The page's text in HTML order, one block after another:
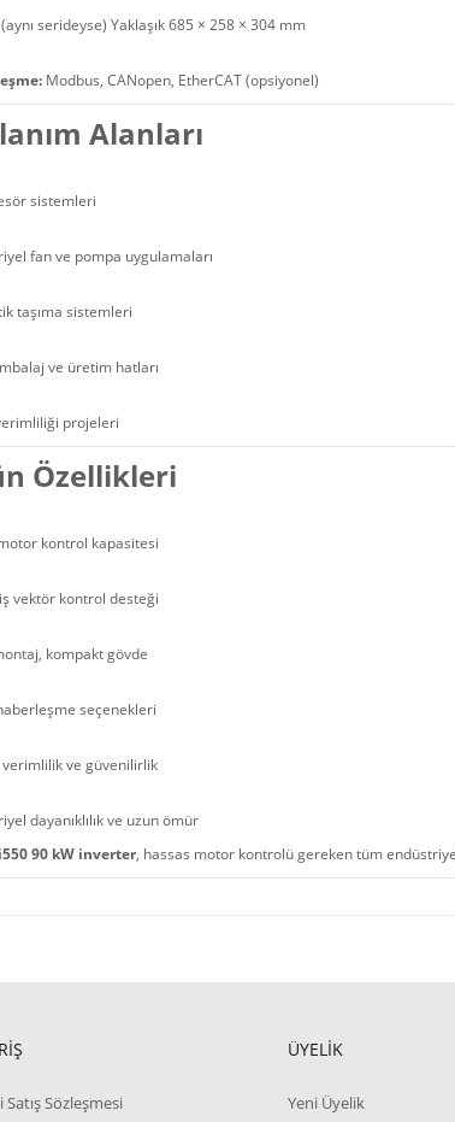
(aynı serideyse) Yaklaşık 685 × 258 × 304 mm
Modbus, CANopen, EtherCAT (opsiyonel)
Alanları
sistemleri
fan ve pompa uygulamaları
taşıma sistemleri
ve üretim hatları
projeleri
Özellikleri
kontrol kapasitesi
vektör kontrol desteği
kompakt gövde
seçenekleri
verimlilik ve güvenilirlik
dayanıklılık ve uzun ömür
90 kW inverter, hassas motor kontrolü gereken tüm
Satış Sözleşmesi
ÜYELİK
Yeni Üyelik